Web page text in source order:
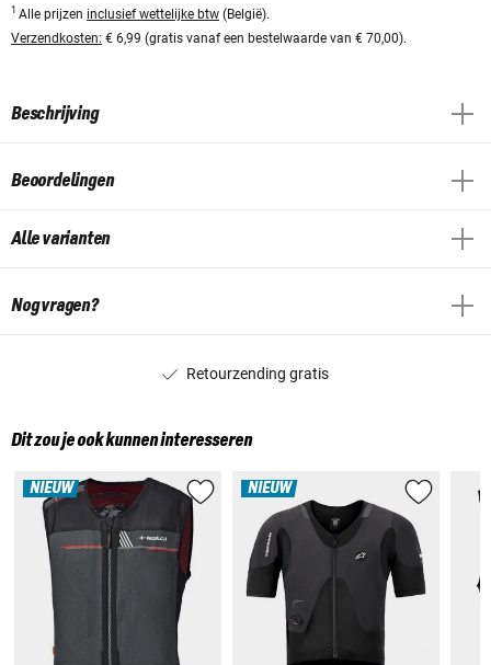
1 Alle prijzen inclusief wettelijke btw (België).
Verzendkosten: € 6,99 (gratis vanaf een bestelwaarde van € 70,00).
Beschrijving
Beoordelingen
Alle varianten
Nog vragen?
Retourzending gratis
Dit zou je ook kunnen interesseren
NIEUW NIEUW